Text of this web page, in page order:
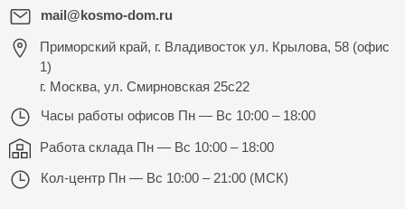
mail@kosmo-dom.ru
Приморский край, г. Владивосток ул. Крылова, 58 (офис
1)
г. Москва, ул. Смирновская 25с22
Часы работы офисов Пн — Вс 10:00 – 18:00
Работа склада Пн — Вс 10:00 – 18:00
Кол-центр Пн — Вс 10:00 – 21:00 (МСК)